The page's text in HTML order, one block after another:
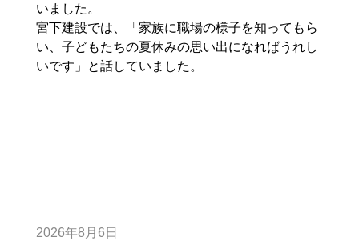
いました。
宮下建設では、「家族に職場の様子を知ってもら
い、子どもたちの夏休みの思い出になればうれし
いです」と話していました。
2026年8月6日